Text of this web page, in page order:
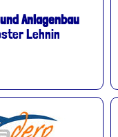
Anlagenbau
Lehnin